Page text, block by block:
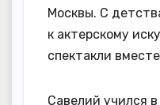
Москвы. С
к актерскому
спектакли
Савелий учился